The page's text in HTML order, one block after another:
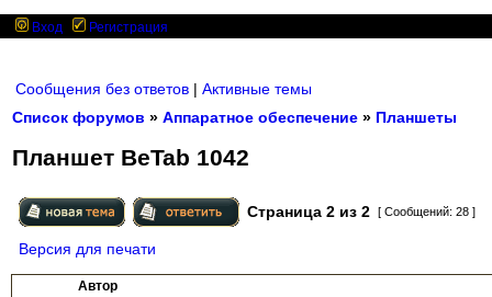
Вход Регистрация
Сообщения без ответов | Активные темы
Список форумов » Аппаратное обеспечение » Планшеты
Планшет BeTab 1042
Страница 2 из 2 [ Сообщений: 28 ]
Версия для печати
Автор